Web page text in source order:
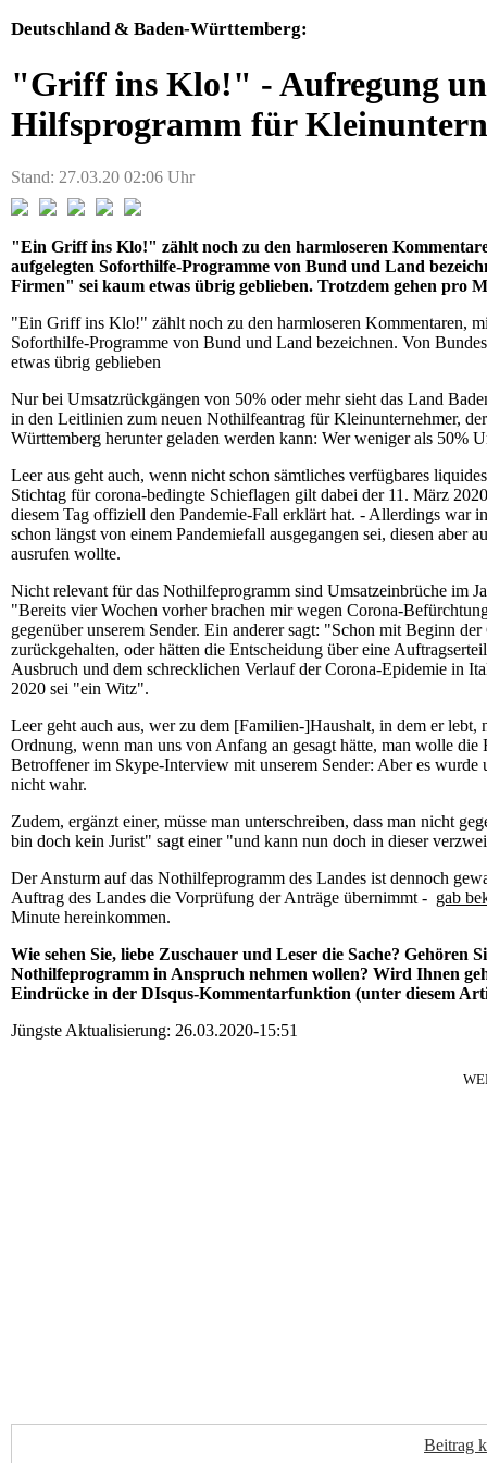
Deutschland & Baden-Württemberg:
"Griff ins Klo!" - Aufregung
Hilfsprogramm für
Stand: 27.03.20 02:06 Uhr
"Ein Griff ins Klo!" zählt noch zu den harmloseren
aufgelegten Soforthilfe-Programme von Bund und Land
Firmen" sei kaum etwas übrig geblieben. Trotzdem gehen pro
"Ein Griff ins Klo!" zählt noch zu den harmloseren Kommentaren,
Soforthilfe-Programme von Bund und Land bezeichnen. Von
etwas übrig geblieben
Nur bei Umsatzrückgängen von 50% oder mehr sieht das Land
in den Leitlinien zum neuen Nothilfeantrag für Kleinunternehmer,
Württemberg herunter geladen werden kann: Wer weniger als 50%
Leer aus geht auch, wenn nicht schon sämtliches verfügbares
Stichtag für corona-bedingte Schieflagen gilt dabei der 11. März
diesem Tag offiziell den Pandemie-Fall erklärt hat. - Allerdings war
schon längst von einem Pandemiefall ausgegangen sei, diesen
ausrufen wollte.
Nicht relevant für das Nothilfeprogramm sind Umsatzeinbrüche im
"Bereits vier Wochen vorher brachen mir wegen Corona-
gegenüber unserem Sender. Ein anderer sagt: "Schon mit Beginn
zurückgehalten, oder hätten die Entscheidung über eine
Ausbruch und dem schrecklichen Verlauf der Corona-Epidemie in
2020 sei "ein Witz".
Leer geht auch aus, wer zu dem [Familien-]Haushalt, in dem er
Ordnung, wenn man uns von Anfang an gesagt hätte, man wolle
Betroffener im Skype-Interview mit unserem Sender: Aber es
nicht wahr.
Zudem, ergänzt einer, müsse man unterschreiben, dass man nicht
bin doch kein Jurist" sagt einer "und kann nun doch in dieser
Der Ansturm auf das Nothilfeprogramm des Landes ist dennoch
Auftrag des Landes die Vorprüfung der Anträge übernimmt - gab
Minute hereinkommen.
Wie sehen Sie, liebe Zuschauer und Leser die Sache? Gehören
Nothilfeprogramm in Anspruch nehmen wollen? Wird Ihnen
Eindrücke in der DIsqus-Kommentarfunktion (unter diesem
Jüngste Aktualisierung: 26.03.2020-15:51
Beitrag